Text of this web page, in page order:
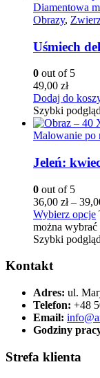
Diamentowa
Obrazy,
Uśmiech
0 out of 5
49,00 zł
Dodaj do
Szybki podgląd
Malowanie po
Jeleń:
0 out of 5
36,00 zł–
Wybierz opcje
można wybrać
Szybki podgląd
Kontakt
Adres: ul.
Telefon: +48
Email:
Godziny
Strefa klienta